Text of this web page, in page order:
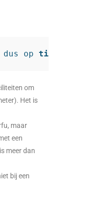
op tickets
om
Het is
maar
een
meer dan
bij een